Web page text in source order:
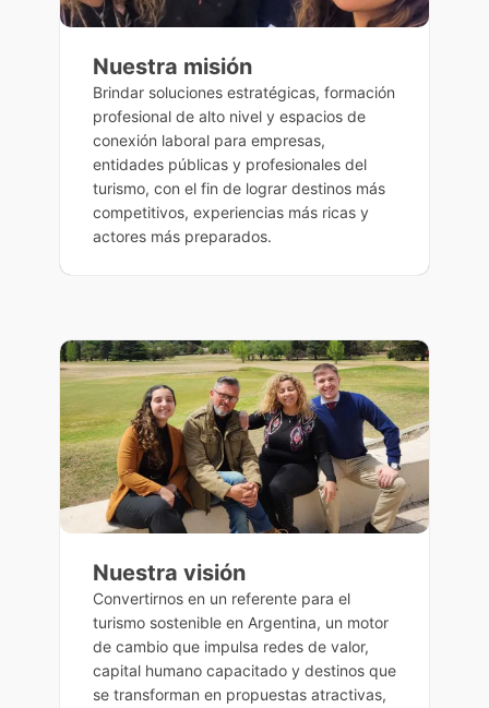
Nuestra misión
Brindar soluciones estratégicas, formación
profesional de alto nivel y espacios de
conexión laboral para empresas,
entidades públicas y profesionales del
turismo, con el fin de lograr destinos más
competitivos, experiencias más ricas y
actores más preparados.
Nuestra visión
Convertirnos en un referente para el
turismo sostenible en Argentina, un motor
de cambio que impulsa redes de valor,
capital humano capacitado y destinos que
se transforman en propuestas atractivas,